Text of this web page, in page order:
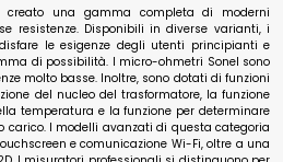
creato una gamma completa di moderni
resistenze. Disponibili in diverse varianti, i
le esigenze degli utenti principianti e
di possibilità. I micro-ohmetri Sonel sono
molto basse. Inoltre, sono dotati di funzioni
del nucleo del trasformatore, la funzione
temperatura e la funzione per determinare
carico. I modelli avanzati di questa categoria
e comunicazione Wi-Fi, oltre a una